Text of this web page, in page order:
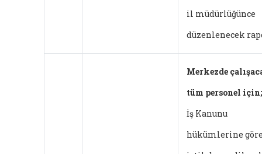
il müdürlüğünce
düzenlenecek
Merkezde
tüm personel için;
İş Kanunu
hükümlerine